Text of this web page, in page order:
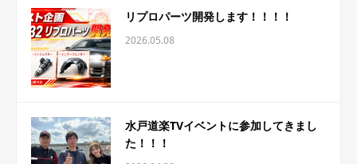
リプロパーツ開発します！！！！
2026.05.08
水戸道楽TVイベントに参加してきまし
た！！！